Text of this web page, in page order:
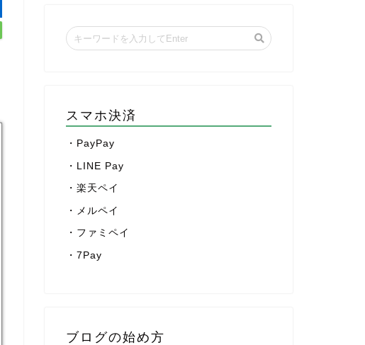
スマホ決済
・PayPay
・LINE Pay
・楽天ペイ
・メルペイ
・ファミペイ
・7Pay
ブログの始め方